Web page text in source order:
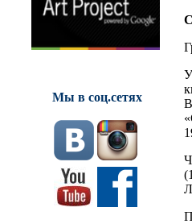
Мы в соц.сетях